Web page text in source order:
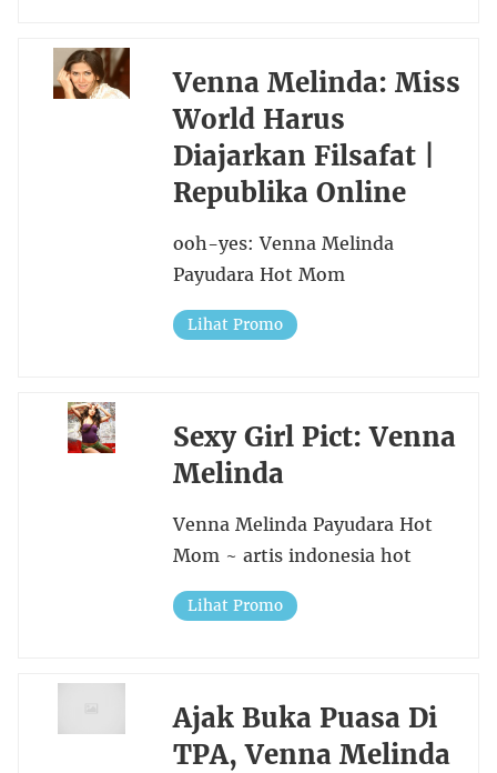
Venna Melinda: Miss
World Harus
Diajarkan Filsafat |
Republika Online
ooh-yes: Venna Melinda
Payudara Hot Mom
Lihat Promo
Sexy Girl Pict: Venna
Melinda
Venna Melinda Payudara Hot
Mom ~ artis indonesia hot
Lihat Promo
Ajak Buka Puasa Di
TPA, Venna Melinda